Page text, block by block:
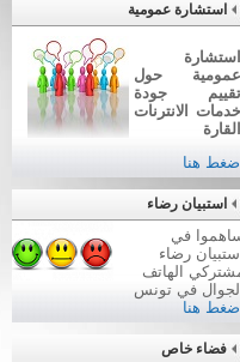
استشارة عمومية
حول
جودة
الانترنات
هنا
استبيان رضاء
في
رضاء
الهاتف
في تونس
هنا
فضاء خاص